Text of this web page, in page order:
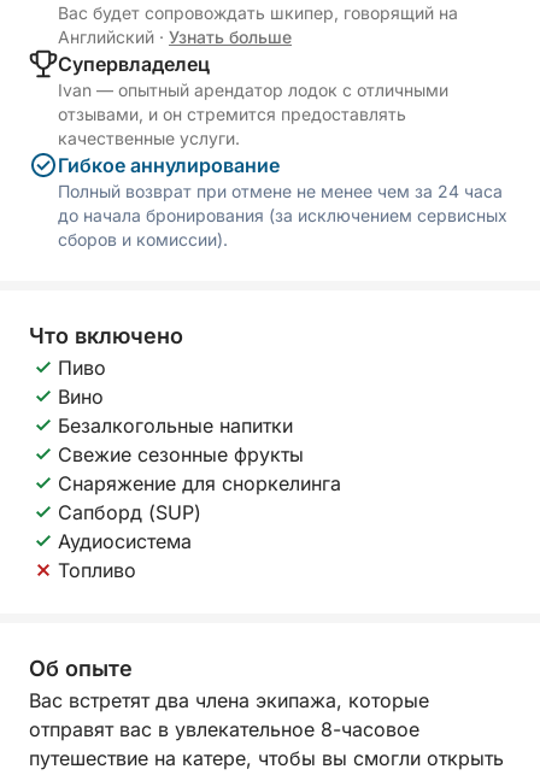
Вас будет сопровождать шкипер, говорящий на
Английский · Узнать больше
Cупервладелец
Ivan — опытный арендатор лодок с отличными
отзывами, и он стремится предоставлять
качественные услуги.
Гибкое аннулирование
Полный возврат при отмене не менее чем за 24 часа
до начала бронирования (за исключением сервисных
сборов и комиссии).
Что включено
Пиво
Вино
Безалкогольные напитки
Свежие сезонные фрукты
Снаряжение для сноркелинга
Сапборд (SUP)
Аудиосистема
Топливо
Об опыте
Вас встретят два члена экипажа, которые
отправят вас в увлекательное 8-часовое
путешествие на катере, чтобы вы смогли открыть